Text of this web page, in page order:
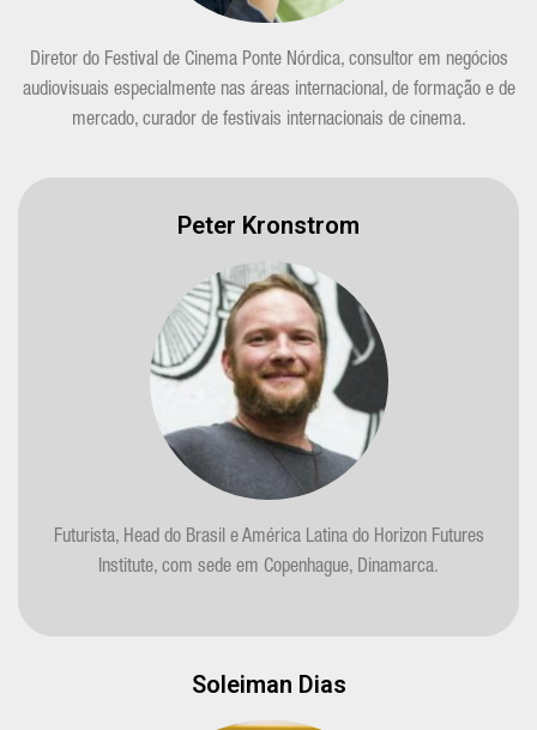
Diretor do Festival de Cinema Ponte Nórdica, consultor em negócios
audiovisuais especialmente nas áreas internacional, de formação e de
mercado, curador de festivais internacionais de cinema.
Peter Kronstrom
Futurista, Head do Brasil e América Latina do Horizon Futures
Institute, com sede em Copenhague, Dinamarca.
Soleiman Dias